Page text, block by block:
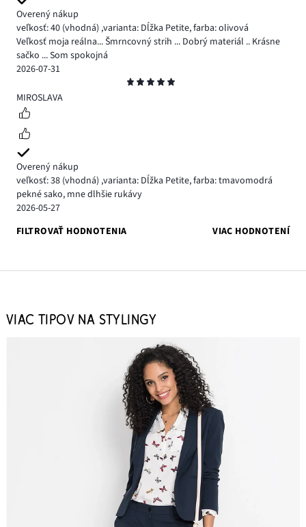
Overený nákup
veľkosť: 40 (vhodná) ,varianta: Dĺžka Petite,farba: olivová
Veľkosť moja reálna... Šmrncovný strih ... Dobrý materiál .. Krásne
sačko ... Som spokojná
2026-07-31
5
MIROSLAVA
Overený nákup
veľkosť: 38 (vhodná) ,varianta: Dĺžka Petite,farba: tmavomodrá
pekné sako, mne dlhšie rukávy
2026-05-27
FILTROVAŤ HODNOTENIA
VIAC HODNOTENÍ
VIAC TIPOV NA STYLINGY